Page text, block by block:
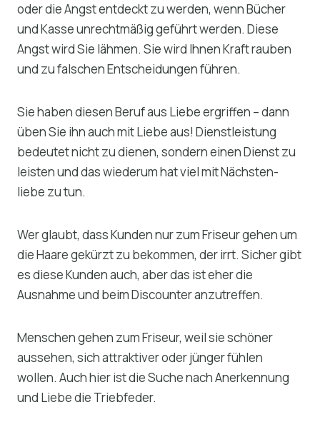
oder die Angst entdeckt zu werden, wenn Bücher
und Kasse unrechtmäßig geführt werden. Diese
Angst wird Sie lähmen. Sie wird Ihnen Kraft rauben
und zu falschen Entscheidungen führen.
Sie haben diesen Beruf aus Liebe ergriffen – dann
üben Sie ihn auch mit Liebe aus! Dienstleistung
bedeutet nicht zu dienen, sondern einen Dienst zu
leisten und das wiederum hat viel mit Nächsten-
liebe zu tun.
Wer glaubt, dass Kunden nur zum Friseur gehen um
die Haare gekürzt zu bekommen, der irrt. Sicher gibt
es diese Kunden auch, aber das ist eher die
Ausnahme und beim Discounter anzutreffen.
Menschen gehen zum Friseur, weil sie schöner
aussehen, sich attraktiver oder jünger fühlen
wollen. Auch hier ist die Suche nach Anerkennung
und Liebe die Triebfeder.